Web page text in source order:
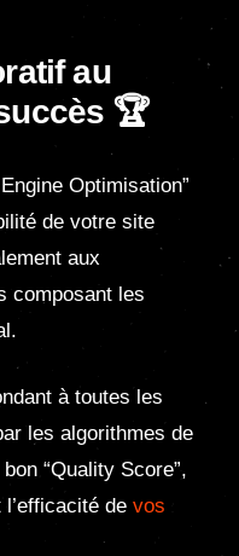
au
🏆
Optimisation”
de votre site
aux
composant les
à toutes les
les algorithmes de
“Quality Score”,
de vos